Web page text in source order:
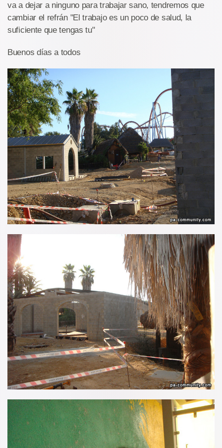
va a dejar a ninguno para trabajar sano, tendremos que
cambiar el refrán "El trabajo es un poco de salud, la
suficiente que tengas tu"
Buenos días a todos